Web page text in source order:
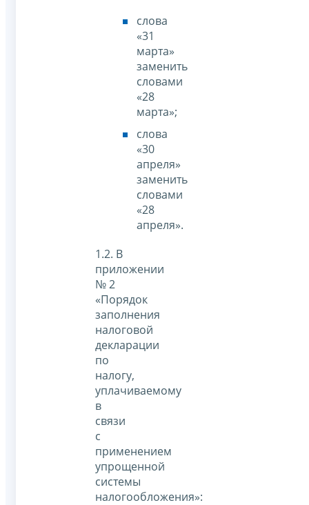
слова
«31
марта»
заменить
словами
«28
марта»;
слова
«30
апреля»
заменить
словами
«28
апреля».
1.2. В
приложении
№ 2
«Порядок
заполнения
налоговой
декларации
по
налогу,
уплачиваемому
в
связи
с
применением
упрощенной
системы
налогообложения»: